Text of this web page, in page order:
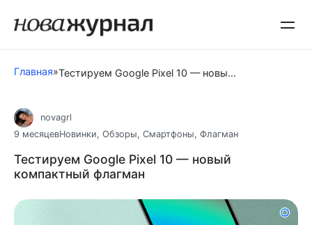
Главная» Тестируем Google Pixel 10 — новый компактный флагман
novagrl
9 месяцевНовинки, Обзоры, Смартфоны, Флагман
Тестируем Google Pixel 10 — новый
компактный флагман